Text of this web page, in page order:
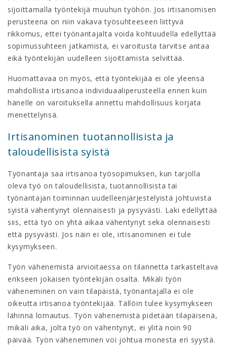
sijoittamalla työntekijä muuhun työhön. Jos irtisanomisen
perusteena on niin vakava työsuhteeseen liittyvä
rikkomus, ettei työnantajalta voida kohtuudella edellyttää
sopimussuhteen jatkamista, ei varoitusta tarvitse antaa
eikä työntekijän uudelleen sijoittamista selvittää.
Huomattavaa on myös, että työntekijää ei ole yleensä
mahdollista irtisanoa individuaaliperusteella ennen kuin
hänelle on varoituksella annettu mahdollisuus korjata
menettelynsä.
Irtisanominen tuotannollisista ja
taloudellisista syistä
Työnantaja saa irtisanoa työsopimuksen, kun tarjolla
oleva työ on taloudellisista, tuotannollisista tai
työnantajan toiminnan uudelleenjärjestelyistä johtuvista
syistä vähentynyt olennaisesti ja pysyvästi. Laki edellyttää
siis, että työ on yhtä aikaa vähentynyt sekä olennaisesti
että pysyvästi. Jos näin ei ole, irtisanominen ei tule
kysymykseen.
Työn vähenemistä arvioitaessa on tilannetta tarkasteltava
erikseen jokaisen työntekijän osalta. Mikäli työn
väheneminen on vain tilapäistä, työnantajalla ei ole
oikeutta irtisanoa työntekijää. Tällöin tulee kysymykseen
lähinnä lomautus. Työn vähenemistä pidetään tilapäisenä,
mikäli aika, jolta työ on vähentynyt, ei ylitä noin 90
päivää. Työn väheneminen voi johtua monesta eri syystä.